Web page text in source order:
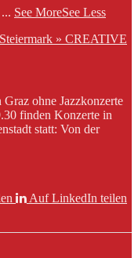
... See MoreSee Less
» CREATIVE
ohne Jazzkonzerte
finden Konzerte in
statt: Von der
Auf LinkedIn teilen